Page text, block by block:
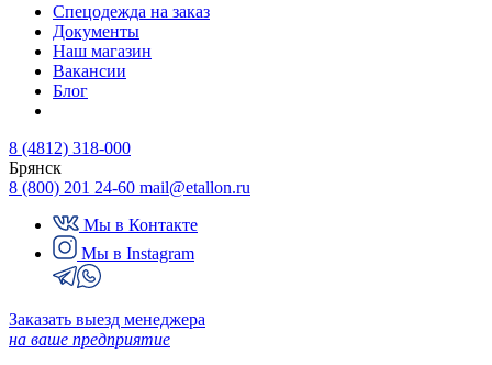
Спецодежда на заказ
Документы
Наш магазин
Вакансии
Блог
8 (4812) 318-000
Брянск
8 (800) 201 24-60 mail@etallon.ru
Мы в Контакте
Мы в Instagram
Заказать выезд менеджера
на ваше предприятие